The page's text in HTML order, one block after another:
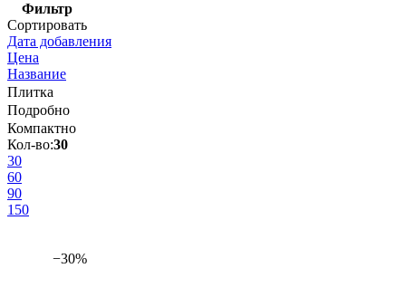
Фильтр
Сортировать
Дата добавления
Цена
Название
Плитка
Подробно
Компактно
Кол-во:30
30
60
90
150
−30%